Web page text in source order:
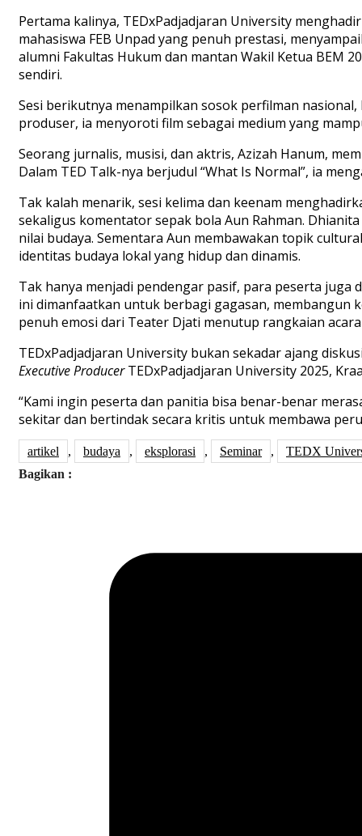
Pertama kalinya, TEDxPadjadjaran University
mahasiswa FEB Unpad yang penuh prestasi,
alumni Fakultas Hukum dan mantan Wakil Ketua BEM
sendiri.
Sesi berikutnya menampilkan sosok perfilman
produser, ia menyoroti film sebagai medium yang
Seorang jurnalis, musisi, dan aktris, Azizah Hanum,
Dalam TED Talk-nya berjudul “What Is Normal”, ia
Tak kalah menarik, sesi kelima dan keenam
sekaligus komentator sepak bola Aun Rahman.
nilai budaya. Sementara Aun membawakan topik
identitas budaya lokal yang hidup dan dinamis.
Tak hanya menjadi pendengar pasif, para peserta
ini dimanfaatkan untuk berbagi gagasan, membangun
penuh emosi dari Teater Djati menutup rangkaian
TEDxPadjadjaran University bukan sekadar ajang
Executive ProducerTEDxPadjadjaran University 2025,
“Kami ingin peserta dan panitia bisa benar-benar
sekitar dan bertindak secara kritis untuk membawa
artikel , budaya , eksplorasi , Seminar ,
TEDX
Bagikan :